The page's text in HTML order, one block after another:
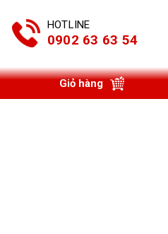
HOTLINE
0902 63 63 54
Giỏ hàng